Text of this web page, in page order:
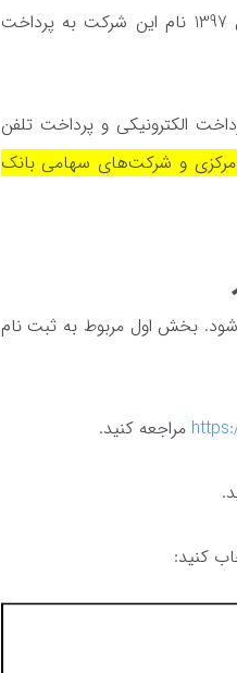
بین سال 1386 تا 1397 نام این شرکت مبنا کارت آریا بود؛ اما بعد از سال 1397 نام این شرکت به پرداخت
الکترونیکی و پرداخت تلفن
مرکزی و شرکت‌های سهامی بانک
بخش اول مربوط به ثبت نام
مراجعه کنید.